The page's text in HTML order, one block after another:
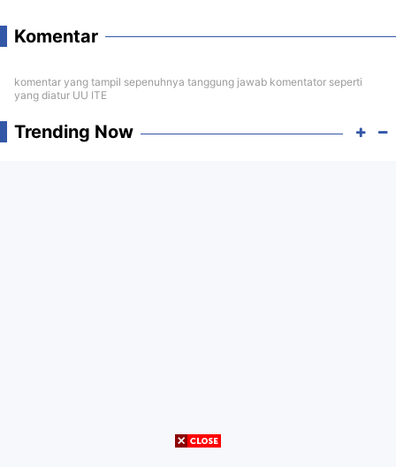
Komentar
komentar yang tampil sepenuhnya tanggung jawab komentator seperti
yang diatur UU ITE
Trending Now